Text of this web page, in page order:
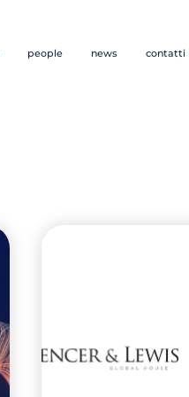
people news contatti